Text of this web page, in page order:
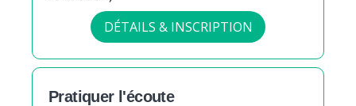
DÉTAILS & INSCRIPTION
Pratiquer l'écoute